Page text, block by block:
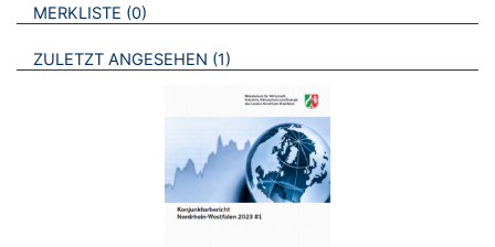
MERKLISTE 0 BROSCHÜREN
ZULETZT ANGESEHEN 1 BROSCHÜREN